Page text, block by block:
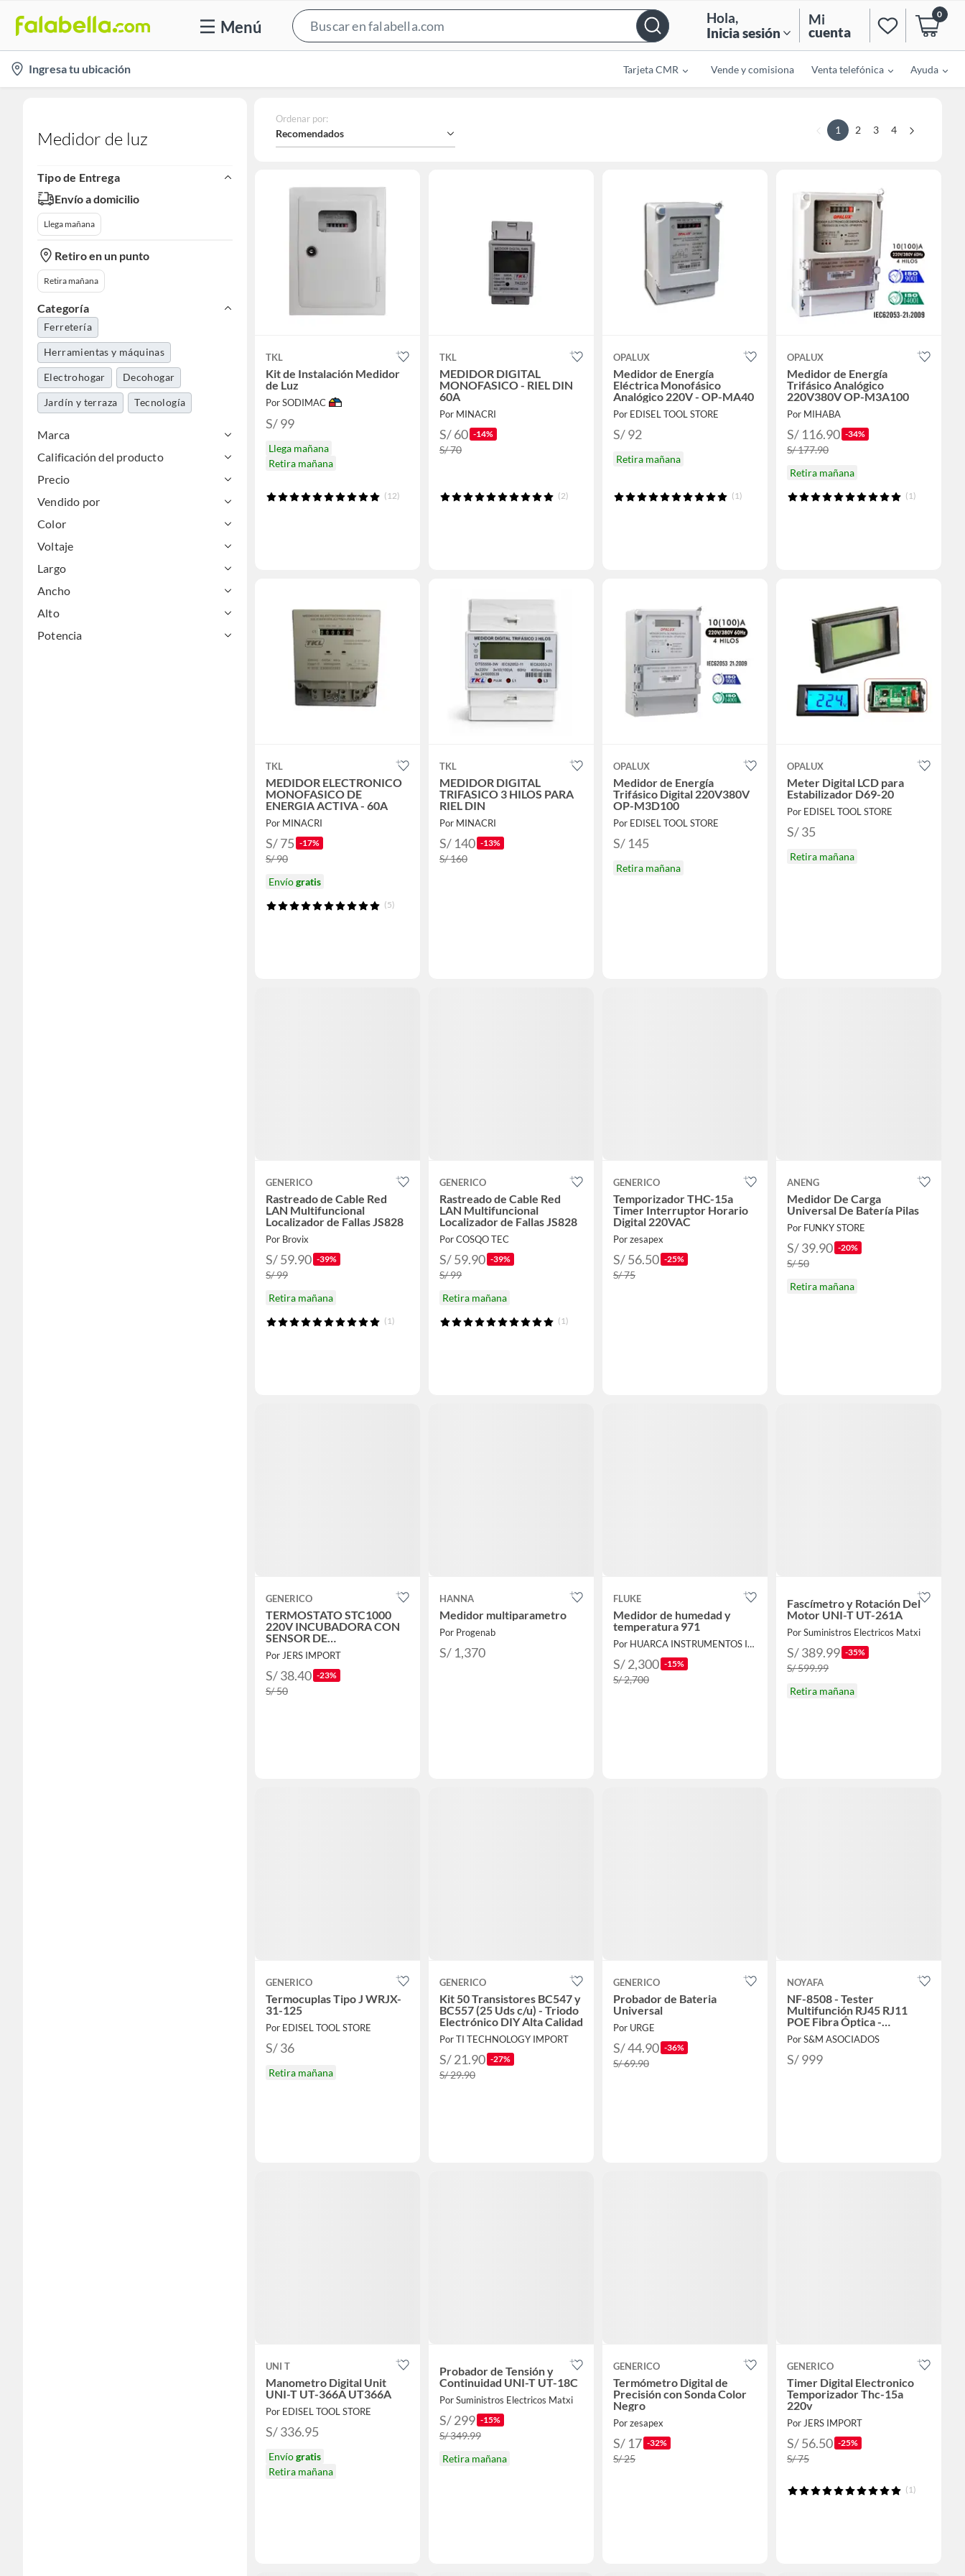
Menú
Bar
Hola,
Inicia sesión
Mi
cuenta
0
location-
icon
Ingresa tu ubicación Tarjeta CMR Vende y comisiona Venta telefónica Ayuda
Medidor de luz
Tipo de Entrega
Envío a domicilio
Llega mañana
Retiro en un punto
Retira mañana
Categoría
Ferretería
Herramientas y máquinas
Electrohogar Decohogar
Jardín y terraza Tecnología
Marca
Calificación del producto
Precio
Vendido por
Color
Voltaje
Largo
Ancho
Alto
Potencia
Ordenar por:
Recomendados 1 2 3 4
TKL
Kit de Instalación Medidor
de Luz
Por SODIMAC
S/ 99
Llega mañana
Retira mañana
(12)
TKL
MEDIDOR DIGITAL
MONOFASICO - RIEL DIN
60A
Por MINACRI
S/ 60 -14%
S/ 70
(2)
OPALUX
Medidor de Energía
Eléctrica Monofásico
Analógico 220V - OP-MA40
Por EDISEL TOOL STORE
S/ 92
Retira mañana
(1)
OPALUX
Medidor de Energía
Trifásico Analógico
220V380V OP-M3A100
Por MIHABA
S/ 116.90 -34%
S/ 177.90
Retira mañana
(1)
TKL
MEDIDOR ELECTRONICO
MONOFASICO DE
ENERGIA ACTIVA - 60A
Por MINACRI
S/ 75 -17%
S/ 90
Envíogratis
(5)
TKL
MEDIDOR DIGITAL
TRIFASICO 3 HILOS PARA
RIEL DIN
Por MINACRI
S/ 140 -13%
S/ 160
OPALUX
Medidor de Energía
Trifásico Digital 220V380V
OP-M3D100
Por EDISEL TOOL STORE
S/ 145
Retira mañana
OPALUX
Meter Digital LCD para
Estabilizador D69-20
Por EDISEL TOOL STORE
S/ 35
Retira mañana
GENERICO
Rastreado de Cable Red
LAN Multifuncional
Localizador de Fallas JS828
Por Brovix
S/ 59.90 -39%
S/ 99
Retira mañana
(1)
GENERICO
Rastreado de Cable Red
LAN Multifuncional
Localizador de Fallas JS828
Por COSQO TEC
S/ 59.90 -39%
S/ 99
Retira mañana
(1)
GENERICO
Temporizador THC-15a
Timer Interruptor Horario
Digital 220VAC
Por zesapex
S/ 56.50 -25%
S/ 75
ANENG
Medidor De Carga
Universal De Batería Pilas
Por FUNKY STORE
S/ 39.90 -20%
S/ 50
Retira mañana
GENERICO
TERMOSTATO STC1000
220V INCUBADORA CON
SENSOR DE
TEMPERATURA
Por JERS IMPORT
S/ 38.40 -23%
S/ 50
HANNA
Medidor multiparametro
Por Progenab
S/ 1,370
FLUKE
Medidor de humedad y
temperatura 971
Por HUARCA INSTRUMENTOS INDUSTRIALES
S/ 2,300 -15%
S/ 2,700
Fascímetro y Rotación Del
Motor UNI-T UT-261A
Por Suministros Electricos Matxi
S/ 389.99 -35%
S/ 599.99
Retira mañana
GENERICO
Termocuplas Tipo J WRJX-
31-125
Por EDISEL TOOL STORE
S/ 36
Retira mañana
GENERICO
Kit 50 Transistores BC547 y
BC557 (25 Uds c/u) - Triodo
Electrónico DIY Alta Calidad
Por TI TECHNOLOGY IMPORT
S/ 21.90 -27%
S/ 29.90
GENERICO
Probador de Bateria
Universal
Por URGE
S/ 44.90 -36%
S/ 69.90
NOYAFA
NF-8508 - Tester
Multifunción RJ45 RJ11
POE Fibra Óptica -
Instaladores de Redes
Por S&M ASOCIADOS
S/ 999
UNI T
Manometro Digital Unit
UNI-T UT-366A UT366A
Por EDISEL TOOL STORE
S/ 336.95
Envíogratis
Retira mañana
Probador de Tensión y
Continuidad UNI-T UT-18C
Por Suministros Electricos Matxi
S/ 299 -15%
S/ 349.99
Retira mañana
GENERICO
Termómetro Digital de
Precisión con Sonda Color
Negro
Por zesapex
S/ 17 -32%
S/ 25
GENERICO
Timer Digital Electronico
Temporizador Thc-15a
220v
Por JERS IMPORT
S/ 56.50 -25%
S/ 75
(1)